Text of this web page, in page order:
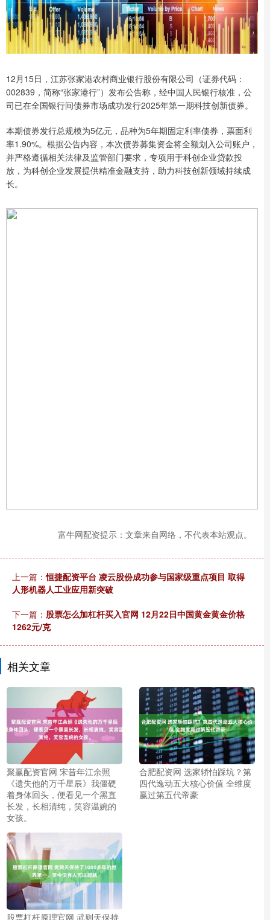
12月15日，江苏张家港农村商业银行股份有限公司（证券代码：
002839，简称“张家港行”）发布公告称，经中国人民银行核准，公
司已在全国银行间债券市场成功发行2025年第一期科技创新债券。
本期债券发行总规模为5亿元，品种为5年期固定利率债券，票面利
率1.90%。根据公告内容，本次债券募集资金将全额划入公司账户，
并严格遵循相关法律及监管部门要求，专项用于科创企业贷款投
放，为科创企业发展提供精准金融支持，助力科技创新领域持续成
长。
富牛网配资提示：文章来自网络，不代表本站观点。
上一篇：恒捷配资平台 凌云股份成功参与国家级重点项目 取得
人形机器人工业应用新突破
下一篇： 股票怎么加杠杆买入官网 12月22日中国黄金黄金价格
1262元/克
相关文章
聚赢配资官网 宋昔年江余照
《遗失他的万千星辰》我僵硬
着身体回头，便看见一个黑直
长发，长相清纯，笑容温婉的
女孩。
合肥配资网 选家轿怕踩坑？第
四代逸动五大核心价值 全维度
赢过第五代帝豪
股票杠杆原理官网 武则天保持